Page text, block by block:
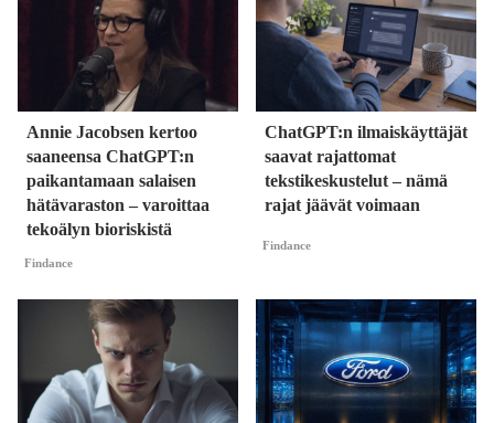
Annie Jacobsen kertoo
saaneensa ChatGPT:n
paikantamaan salaisen
hätävaraston – varoittaa
tekoälyn bioriskistä
Findance
ChatGPT:n ilmaiskäyttäjät
saavat rajattomat
tekstikeskustelut – nämä
rajat jäävät voimaan
Findance